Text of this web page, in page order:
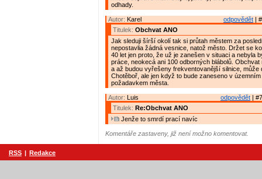
odhady.
odpovědět |
Autor: Karel
Titulek: Obchvat ANO
Jak sleduji šírší okolí tak si průtah městem za
nepostavlia žádná vesnice, natož město. Držet se
40 let jen proto, že už je zanešen v situaci a nebyla
práce, neokecá ani 100 odborných blábolů.
a až budou vyřešeny frekventovanější silnice, může
Chotěboř, ale jen když to bude zaneseno v územním
požadavkem města.
odpovědět |
Autor: Luis
Titulek: Re:Obchvat ANO
Jenže to smrdí prací navíc
Komentáře zastaveny, již není možno komentovat.
RSS | Redakce